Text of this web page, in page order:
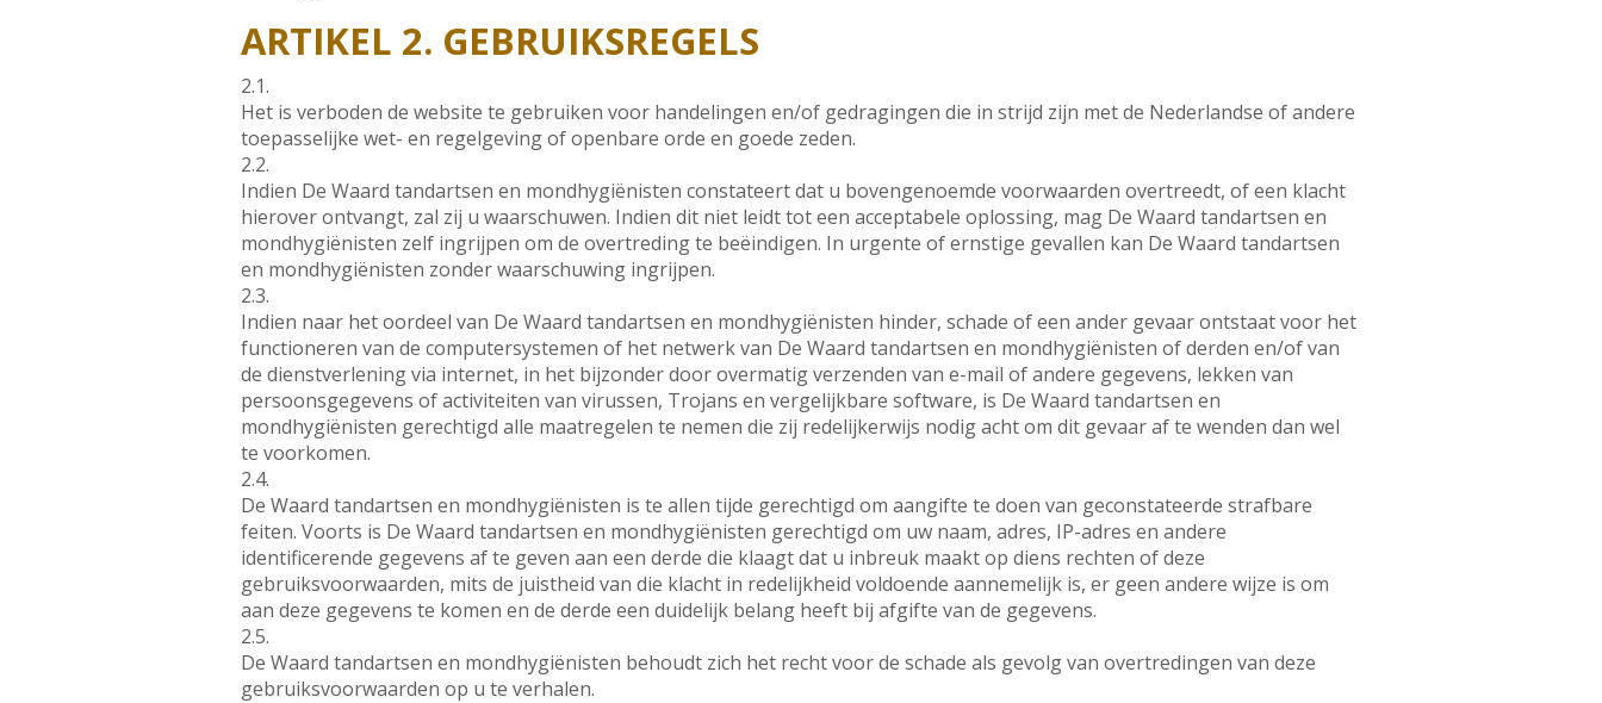
ARTIKEL 2. GEBRUIKSREGELS
2.1.
Het is verboden de website te gebruiken voor handelingen en/of gedragingen die in strijd zijn met de Nederlandse of andere
toepasselijke wet- en regelgeving of openbare orde en goede zeden.
2.2.
Indien De Waard tandartsen en mondhygiënisten constateert dat u bovengenoemde voorwaarden overtreedt, of een klacht
hierover ontvangt, zal zij u waarschuwen. Indien dit niet leidt tot een acceptabele oplossing, mag De Waard tandartsen en
mondhygiënisten zelf ingrijpen om de overtreding te beëindigen. In urgente of ernstige gevallen kan De Waard tandartsen
en mondhygiënisten zonder waarschuwing ingrijpen.
2.3.
Indien naar het oordeel van De Waard tandartsen en mondhygiënisten hinder, schade of een ander gevaar ontstaat voor het
functioneren van de computersystemen of het netwerk van De Waard tandartsen en mondhygiënisten of derden en/of van
de dienstverlening via internet, in het bijzonder door overmatig verzenden van e-mail of andere gegevens, lekken van
persoonsgegevens of activiteiten van virussen, Trojans en vergelijkbare software, is De Waard tandartsen en
mondhygiënisten gerechtigd alle maatregelen te nemen die zij redelijkerwijs nodig acht om dit gevaar af te wenden dan wel
te voorkomen.
2.4.
De Waard tandartsen en mondhygiënisten is te allen tijde gerechtigd om aangifte te doen van geconstateerde strafbare
feiten. Voorts is De Waard tandartsen en mondhygiënisten gerechtigd om uw naam, adres, IP-adres en andere
identificerende gegevens af te geven aan een derde die klaagt dat u inbreuk maakt op diens rechten of deze
gebruiksvoorwaarden, mits de juistheid van die klacht in redelijkheid voldoende aannemelijk is, er geen andere wijze is om
aan deze gegevens te komen en de derde een duidelijk belang heeft bij afgifte van de gegevens.
2.5.
De Waard tandartsen en mondhygiënisten behoudt zich het recht voor de schade als gevolg van overtredingen van deze
gebruiksvoorwaarden op u te verhalen.